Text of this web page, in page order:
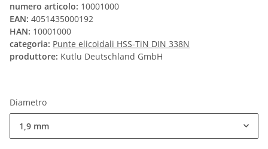
numero articolo: 10001000
EAN: 4051435000192
HAN: 10001000
categoria: Punte elicoidali HSS-TiN DIN 338N
produttore: Kutlu Deutschland GmbH
Diametro
1,9 mm